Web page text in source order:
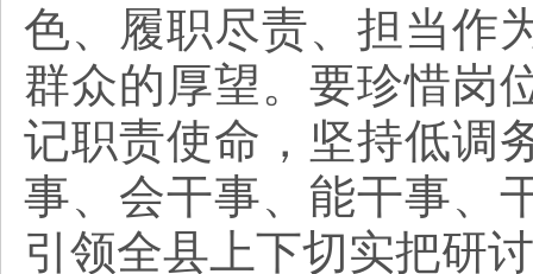
色、履职尽责、担当作
群众的厚望。要珍惜岗
记职责使命，坚持低调
事、会干事、能干事、
引领全县上下切实把研